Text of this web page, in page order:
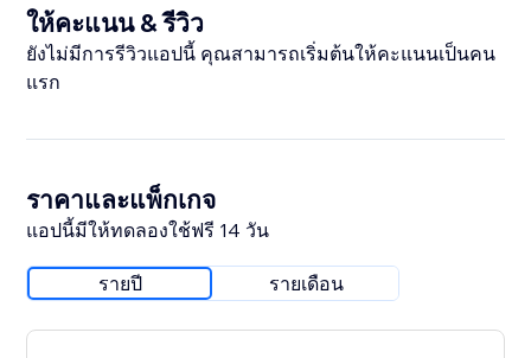
ให้คะแนน & รีวิว
ยังไม่มีการรีวิวแอปนี้ คุณสามารถเริ่มต้นให้คะแนนเป็นคน
แรก
ราคาและแพ็กเกจ
แอปนี้มีให้ทดลองใช้ฟรี 14 วัน
รายปี รายเดือน